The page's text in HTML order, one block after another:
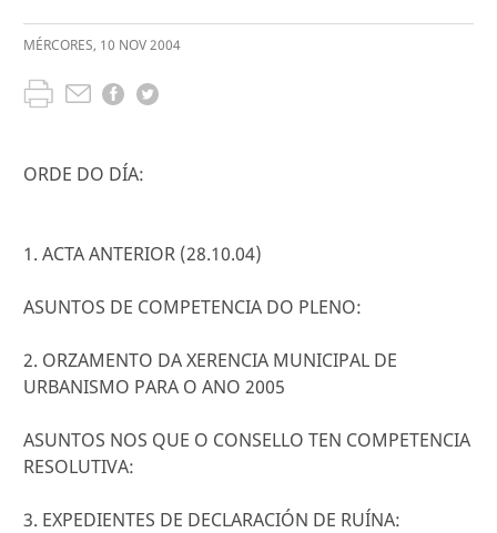
MÉRCORES, 10 NOV2004
ORDE DO DÍA:
1. ACTA ANTERIOR (28.10.04)
ASUNTOS DE COMPETENCIA DO PLENO:
2. ORZAMENTO DA XERENCIA MUNICIPAL DE
URBANISMO PARA O ANO 2005
ASUNTOS NOS QUE O CONSELLO TEN COMPETENCIA
RESOLUTIVA:
3. EXPEDIENTES DE DECLARACIÓN DE RUÍNA: